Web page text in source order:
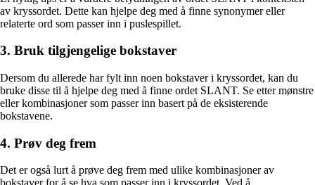
av kryssordet. Dette kan hjelpe deg med å finne synonymer eller
relaterte ord som passer inn i puslespillet.
3. Bruk tilgjengelige bokstaver
Dersom du allerede har fylt inn noen bokstaver i kryssordet, kan du
bruke disse til å hjelpe deg med å finne ordet SLANT. Se etter mønstre
eller kombinasjoner som passer inn basert på de eksisterende
bokstavene.
4. Prøv deg frem
Det er også lurt å prøve deg frem med ulike kombinasjoner av